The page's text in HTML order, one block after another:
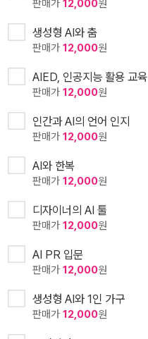
판매가 12,000원
생성형 AI와 춤
판매가 12,000원
AIED, 인공지능 활용 교육
판매가 12,000원
인간과 AI의 언어 인지
판매가 12,000원
AI와 한복
판매가 12,000원
디자이너의 AI 툴
판매가 12,000원
AI PR 입문
판매가 12,000원
생성형 AI와 1인 가구
판매가 12,000원